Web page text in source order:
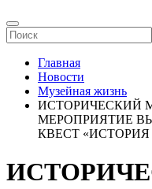
Главная
Новости
Музейная жизнь
ИСТОРИЧЕСКИЙ
МЕРОПРИЯТИЕ
КВЕСТ